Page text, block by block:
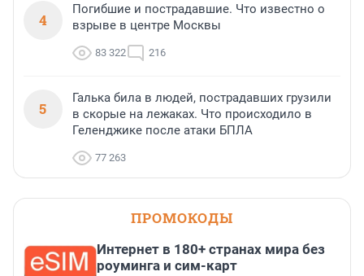
4
Погибшие и пострадавшие. Что известно о
взрыве в центре Москвы
83 322 216
5
Галька била в людей, пострадавших грузили
в скорые на лежаках. Что происходило в
Геленджике после атаки БПЛА
77 263
ПРОМОКОДЫ
Интернет в 180+ странах мира без
роуминга и сим-карт